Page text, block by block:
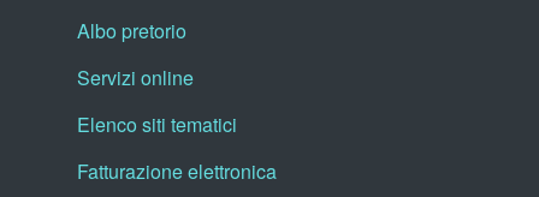
Albo pretorio
Servizi online
Elenco siti tematici
Fatturazione elettronica